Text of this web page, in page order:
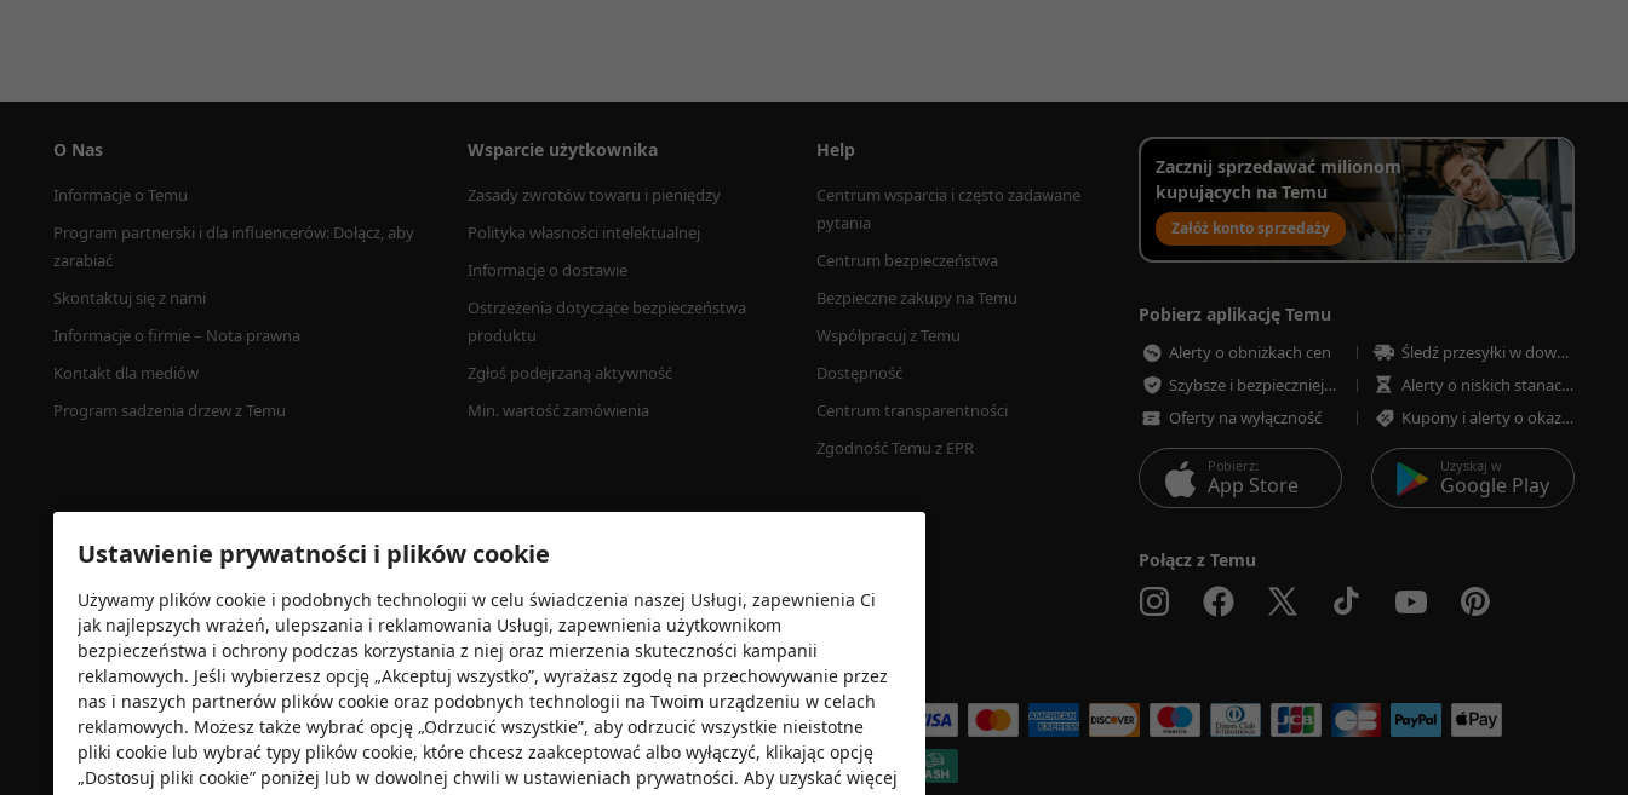
O Nas
Informacje o Temu
Program partnerski i dla influencerów: Dołącz, aby
zarabiać
Skontaktuj się z nami
Informacje o firmie – Nota prawna
Kontakt dla mediów
Program sadzenia drzew z Temu
Wsparcie użytkownika
Zasady zwrotów towaru i pieniędzy
Polityka własności intelektualnej
Informacje o dostawie
Ostrzeżenia dotyczące bezpieczeństwa
produktu
Zgłoś podejrzaną aktywność
Min. wartość zamówienia
Help
Centrum wsparcia i często zadawane
pytania
Centrum bezpieczeństwa
Bezpieczne zakupy na Temu
Współpracuj z Temu
Dostępność
Centrum transparentności
Zgodność Temu z EPR
Zacznij sprzedawać milionom
kupujących na Temu
Załóż konto sprzedaży
Pobierz aplikację Temu
Alerty o obniżkach cen
Śledź przesyłki w dowolnym momencie
Szybsze i bezpieczniejsze płatności
Alerty o niskich stanach magazynowych
Oferty na wyłączność
Kupony i alerty o okazjach
Pobierz:
App Store
Uzyskaj w
Google Play
Połącz z Temu
Certyfikat zabezpieczeń Akceptujemy
Ustawienie prywatności i plików cookie
Używamy plików cookie i podobnych technologii w celu świadczenia naszej Usługi, zapewnienia Ci
jak najlepszych wrażeń, ulepszania i reklamowania Usługi, zapewnienia użytkownikom
bezpieczeństwa i ochrony podczas korzystania z niej oraz mierzenia skuteczności kampanii
reklamowych. Jeśli wybierzesz opcję „Akceptuj wszystko”, wyrażasz zgodę na przechowywanie przez
nas i naszych partnerów plików cookie oraz podobnych technologii na Twoim urządzeniu w celach
reklamowych. Możesz także wybrać opcję „Odrzucić wszystkie”, aby odrzucić wszystkie nieistotne
pliki cookie lub wybrać typy plików cookie, które chcesz zaakceptować albo wyłączyć, klikając opcję
„Dostosuj pliki cookie” poniżej lub w dowolnej chwili w ustawieniach prywatności. Aby uzyskać więcej